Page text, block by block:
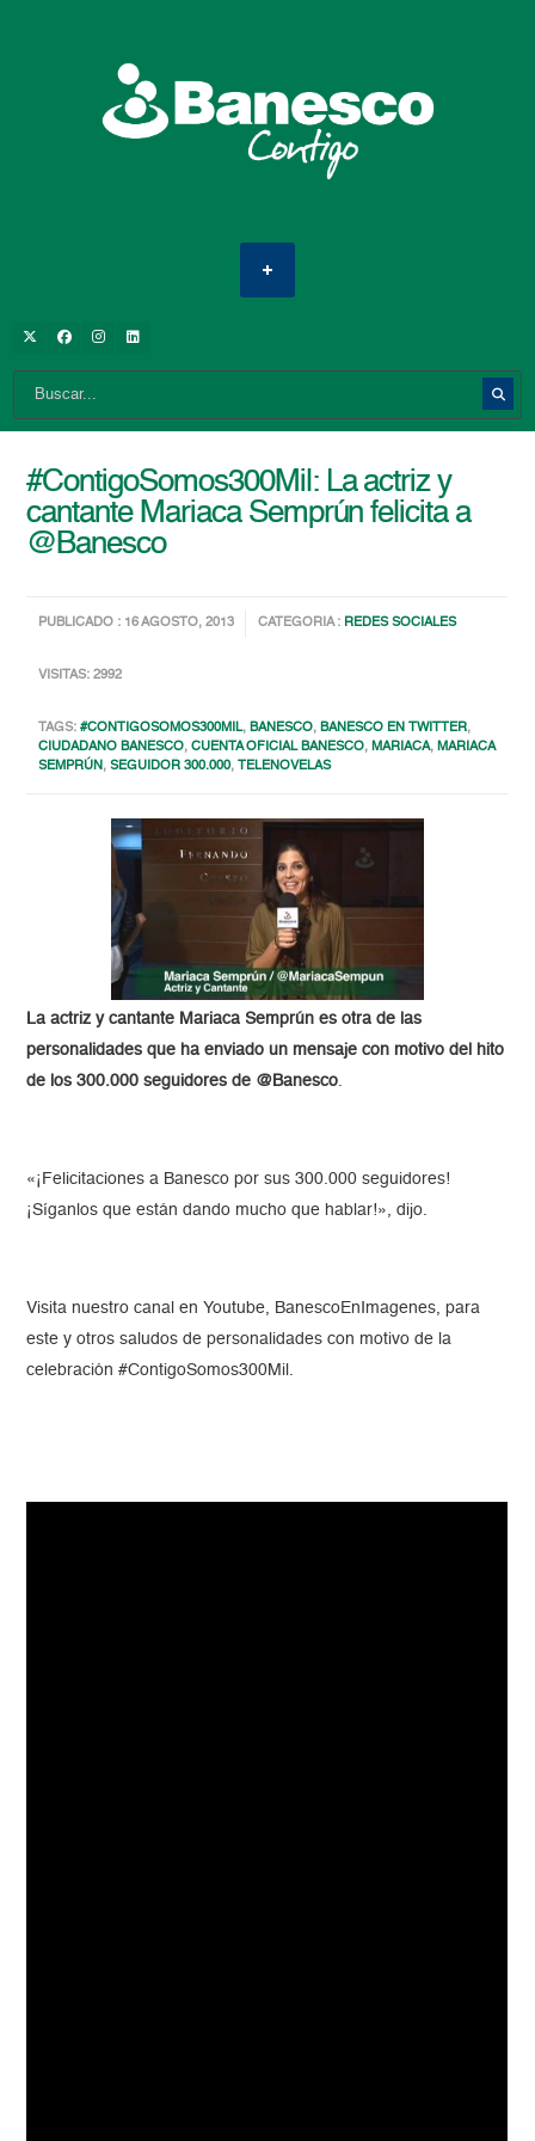
#ContigoSomos300Mil: La actriz y
cantante Mariaca Semprún felicita a
@Banesco
PUBLICADO : 16 AGOSTO, 2013 CATEGORIA : REDES SOCIALES
VISITAS: 2992
TAGS:#CONTIGOSOMOS300MIL,BANESCO,BANESCO EN TWITTER,
CIUDADANO BANESCO,CUENTA OFICIAL BANESCO,MARIACA,MARIACA
SEMPRÚN,SEGUIDOR 300.000, TELENOVELAS
La actriz y cantante Mariaca Semprún es otra de las
personalidades que ha enviado un mensaje con motivo del hito
de los 300.000 seguidores de @Banesco.
«¡Felicitaciones a Banesco por sus 300.000 seguidores!
¡Síganlos que están dando mucho que hablar!», dijo.
Visita nuestro canal en Youtube, BanescoEnImagenes, para
este y otros saludos de personalidades con motivo de la
celebración #ContigoSomos300Mil.